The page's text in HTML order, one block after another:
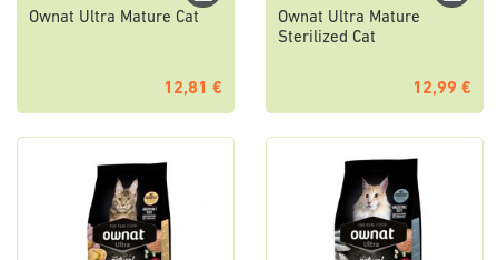
Ownat Ultra Mature Cat
12,81 €
Ownat Ultra Mature
Sterilized Cat
12,99 €